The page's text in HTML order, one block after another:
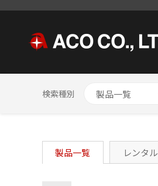
検索種別
HOME 製品一覧 アクセサリ
製品一覧 レンタル